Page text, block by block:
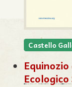
Castello